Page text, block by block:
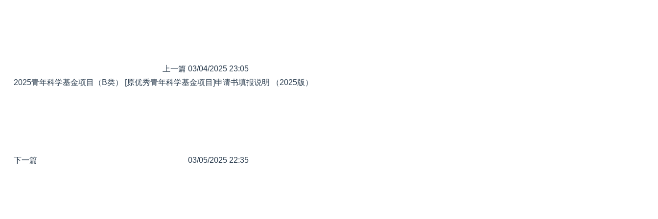
上一篇 03/04/2025 23:05
2025青年科学基金项目（B类） [原优秀青年科学基金项目]申请书填报说明 （2025版）
下一篇 03/05/2025 22:35